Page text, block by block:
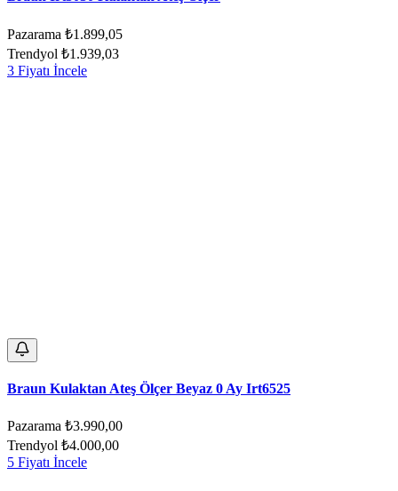
Pazarama ₺1.899,05
Trendyol ₺1.939,03
3 Fiyatı İncele
Braun Kulaktan Ateş Ölçer Beyaz 0 Ay Irt6525
Pazarama ₺3.990,00
Trendyol ₺4.000,00
5 Fiyatı İncele